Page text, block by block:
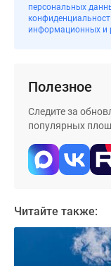
персональных
информационных и
Полезное
Следите за
популярных
Читайте также: